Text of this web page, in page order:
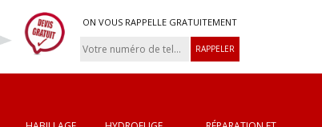
ON VOUS RAPPELLE GRATUITEMENT